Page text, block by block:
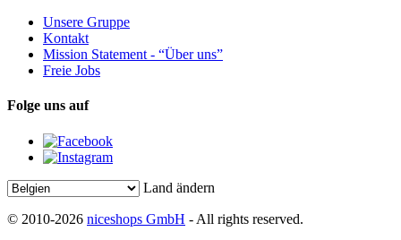
Unsere Gruppe
Kontakt
Mission Statement - “Über uns”
Freie Jobs
Folge uns auf
Land ändern
© 2010-2026 niceshops GmbH - All rights reserved.